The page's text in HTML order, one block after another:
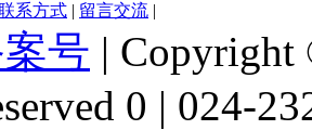
系方式 | 留言交流 |
号 | Copyright
0 | 024-